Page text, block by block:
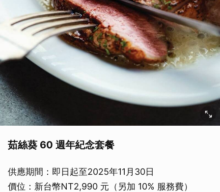
茹絲葵 60 週年紀念套餐
供應期間：即日起至2025年11月30日
價位：新台幣NT2,990 元（另加 10% 服務費）